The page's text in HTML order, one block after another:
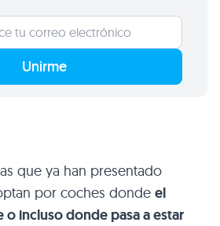
Unirme
que ya han presentado
por coches donde el
incluso donde pasa a estar